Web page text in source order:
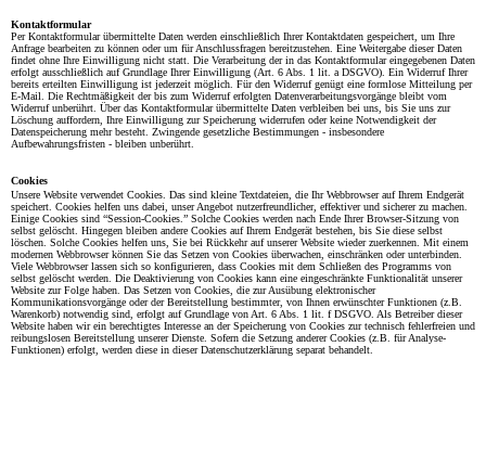
Kontaktformular
Per Kontaktformular übermittelte Daten werden einschließlich Ihrer Kontaktdaten gespeichert, um Ihre
Anfrage bearbeiten zu können oder um für Anschlussfragen bereitzustehen. Eine Weitergabe dieser Daten
findet ohne Ihre Einwilligung nicht statt. Die Verarbeitung der in das Kontaktformular eingegebenen Daten
erfolgt ausschließlich auf Grundlage Ihrer Einwilligung (Art. 6 Abs. 1 lit. a DSGVO). Ein Widerruf Ihrer
bereits erteilten Einwilligung ist jederzeit möglich. Für den Widerruf genügt eine formlose Mitteilung per
E-Mail. Die Rechtmäßigkeit der bis zum Widerruf erfolgten Datenverarbeitungsvorgänge bleibt vom
Widerruf unberührt. Über das Kontaktformular übermittelte Daten verbleiben bei uns, bis Sie uns zur
Löschung auffordern, Ihre Einwilligung zur Speicherung widerrufen oder keine Notwendigkeit der
Datenspeicherung mehr besteht. Zwingende gesetzliche Bestimmungen - insbesondere
Aufbewahrungsfristen - bleiben unberührt.
Cookies
Unsere Website verwendet Cookies. Das sind kleine Textdateien, die Ihr Webbrowser auf Ihrem Endgerät
speichert. Cookies helfen uns dabei, unser Angebot nutzerfreundlicher, effektiver und sicherer zu machen.
Einige Cookies sind “Session-Cookies.” Solche Cookies werden nach Ende Ihrer Browser-Sitzung von
selbst gelöscht. Hingegen bleiben andere Cookies auf Ihrem Endgerät bestehen, bis Sie diese selbst
löschen. Solche Cookies helfen uns, Sie bei Rückkehr auf unserer Website wieder zuerkennen. Mit einem
modernen Webbrowser können Sie das Setzen von Cookies überwachen, einschränken oder unterbinden.
Viele Webbrowser lassen sich so konfigurieren, dass Cookies mit dem Schließen des Programms von
selbst gelöscht werden. Die Deaktivierung von Cookies kann eine eingeschränkte Funktionalität unserer
Website zur Folge haben. Das Setzen von Cookies, die zur Ausübung elektronischer
Kommunikationsvorgänge oder der Bereitstellung bestimmter, von Ihnen erwünschter Funktionen (z.B.
Warenkorb) notwendig sind, erfolgt auf Grundlage von Art. 6 Abs. 1 lit. f DSGVO. Als Betreiber dieser
Website haben wir ein berechtigtes Interesse an der Speicherung von Cookies zur technisch fehlerfreien und
reibungslosen Bereitstellung unserer Dienste. Sofern die Setzung anderer Cookies (z.B. für Analyse-
Funktionen) erfolgt, werden diese in dieser Datenschutzerklärung separat behandelt.